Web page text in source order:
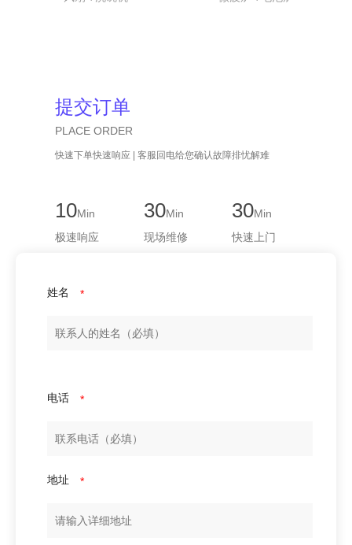
提交订单
PLACE ORDER
快速下单快速响应 | 客服回电给您确认故障排忧解难
10Min
极速响应
30Min
现场维修
30Min
快速上门
姓名 *
电话 *
地址 *